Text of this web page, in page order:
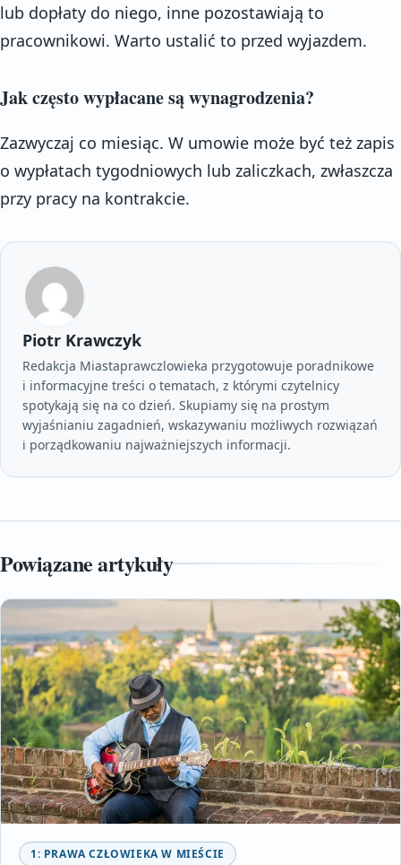
lub dopłaty do niego, inne pozostawiają to
pracownikowi. Warto ustalić to przed wyjazdem.
Jak często wypłacane są wynagrodzenia?
Zazwyczaj co miesiąc. W umowie może być też zapis
o wypłatach tygodniowych lub zaliczkach, zwłaszcza
przy pracy na kontrakcie.
Piotr Krawczyk
Redakcja Miastaprawczlowieka przygotowuje poradnikowe
i informacyjne treści o tematach, z którymi czytelnicy
spotykają się na co dzień. Skupiamy się na prostym
wyjaśnianiu zagadnień, wskazywaniu możliwych rozwiązań
i porządkowaniu najważniejszych informacji.
Powiązane artykuły
1: PRAWA CZŁOWIEKA W MIEŚCIE